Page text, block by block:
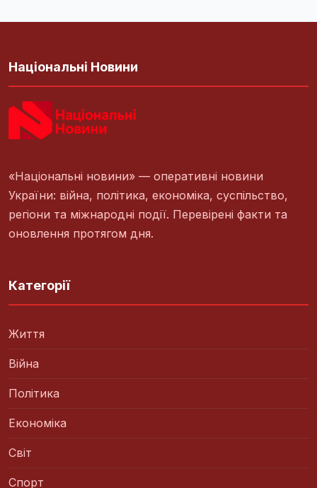
Національні Новини
«Національні новини» — оперативні новини
України: війна, політика, економіка, суспільство,
регіони та міжнародні події. Перевірені факти та
оновлення протягом дня.
Категорії
Життя
Війна
Політика
Економіка
Світ
Спорт